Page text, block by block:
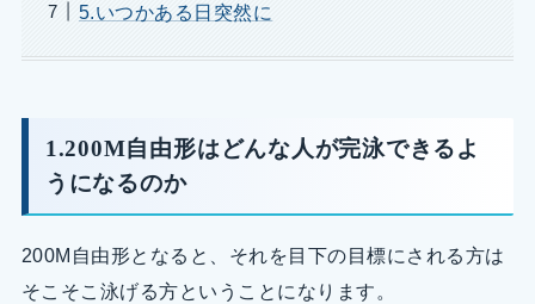
5.いつかある日突然に
1.200M自由形はどんな人が完泳できるよ
うになるのか
200M自由形となると、それを目下の目標にされる方は
そこそこ泳げる方ということになります。